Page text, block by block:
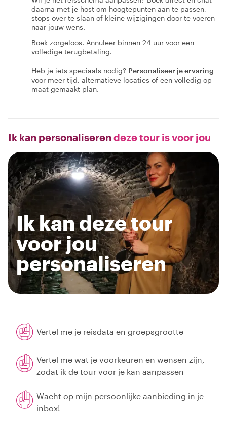
daarna met je host om hoogtepunten aan te passen,
stops over te slaan of kleine wijzigingen door te voeren
naar jouw wens.
Boek zorgeloos. Annuleer binnen 24 uur voor een
volledige terugbetaling.
Heb je iets speciaals nodig? Personaliseer je ervaring
voor meer tijd, alternatieve locaties of een volledig op
maat gemaakt plan.
Ik kan personaliseren deze tour is voor jou
Ik kan deze tour
voor jou
personaliseren
Vertel me je reisdata en groepsgrootte
Vertel me wat je voorkeuren en wensen zijn,
zodat ik de tour voor je kan aanpassen
Wacht op mijn persoonlijke aanbieding in je
inbox!